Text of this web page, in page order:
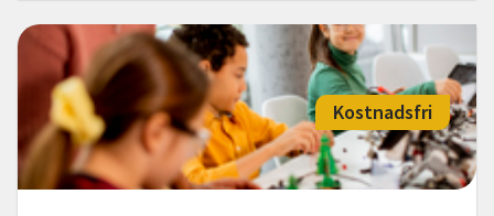
Kostnadsfri